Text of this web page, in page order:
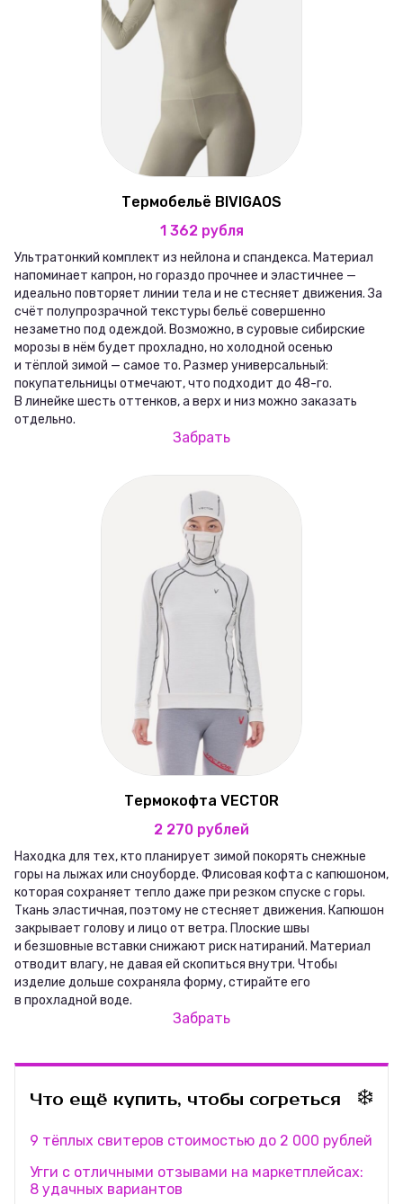
Термобельё BIVIGAOS
1 362 рубля
Ультратонкий комплект из нейлона и спандекса. Материал
напоминает капрон, но гораздо прочнее и эластичнее —
идеально повторяет линии тела и не стесняет движения. За
счёт полупрозрачной текстуры бельё совершенно
незаметно под одеждой. Возможно, в суровые сибирские
морозы в нём будет прохладно, но холодной осенью
и тёплой зимой — самое то. Размер универсальный:
покупательницы отмечают, что подходит до 48-го.
В линейке шесть оттенков, а верх и низ можно заказать
отдельно.
Забрать
Термокофта VECTOR
2 270 рублей
Находка для тех, кто планирует зимой покорять снежные
горы на лыжах или сноуборде. Флисовая кофта с капюшоном,
которая сохраняет тепло даже при резком спуске с горы.
Ткань эластичная, поэтому не стесняет движения. Капюшон
закрывает голову и лицо от ветра. Плоские швы
и безшовные вставки снижают риск натираний. Материал
отводит влагу, не давая ей скопиться внутри. Чтобы
изделие дольше сохраняла форму, стирайте его
в прохладной воде.
Забрать
Что ещё купить, чтобы согреться ❄️
9 тёплых свитеров стоимостью до 2 000 рублей
Угги с отличными отзывами на маркетплейсах:
8 удачных вариантов